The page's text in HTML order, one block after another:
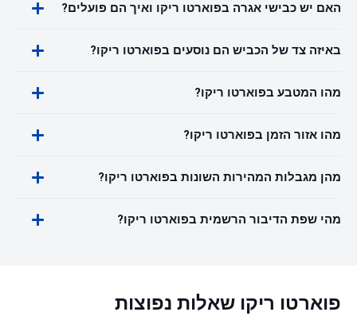
האם יש כבישי אגרה בפוארטו ריקו ואיך הם פועלים?
באיזה צד של הכביש הם נוסעים בפוארטו ריקו?
מהו המטבע בפוארטו ריקו?
מהו אזור הזמן בפוארטו ריקו?
מהן מגבלות המהירות השונות בפוארטו ריקו?
מהי שפת הדיבור הרשמית בפוארטו ריקו?
פוארטו ריקו שאלות נפוצות